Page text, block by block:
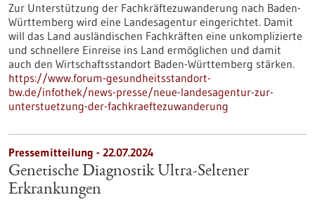
Zur Unterstützung der Fachkräftezuwanderung nach Baden-
Württemberg wird eine Landesagentur eingerichtet. Damit
will das Land ausländischen Fachkräften eine unkomplizierte
und schnellere Einreise ins Land ermöglichen und damit
auch den Wirtschaftsstandort Baden-Württemberg stärken.
https://www.forum-gesundheitsstandort-
bw.de/infothek/news-presse/neue-landesagentur-zur-
unterstuetzung-der-fachkraeftezuwanderung
Pressemitteilung - 22.07.2024
Genetische Diagnostik Ultra-Seltener
Erkrankungen